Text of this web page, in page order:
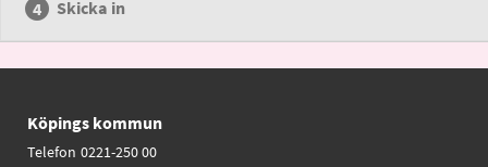
Skicka in
Köpings kommun
Telefon 0221-250 00